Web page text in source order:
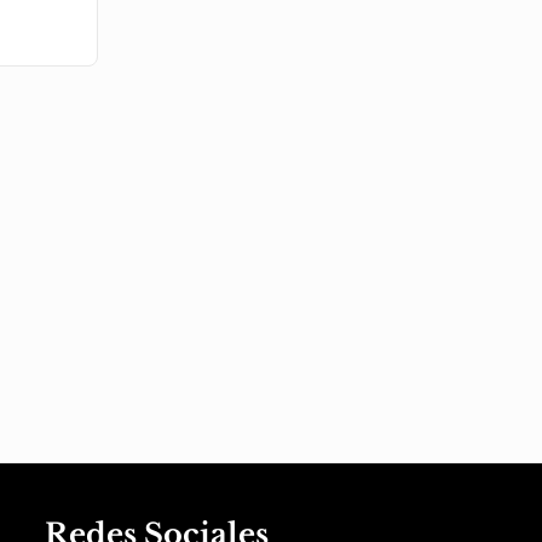
Redes Sociales